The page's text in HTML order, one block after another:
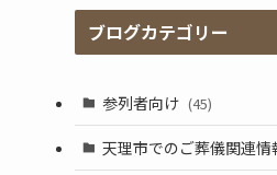
ブログカテゴリー
参列者向け (45)
(25)
天理市でのご葬儀関連情